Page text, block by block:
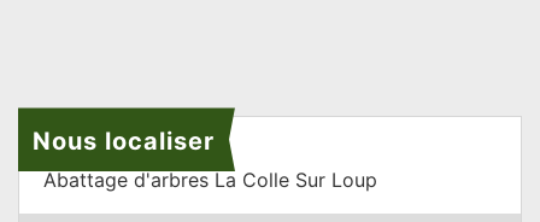
Nous localiser
Abattage d'arbres La Colle Sur Loup